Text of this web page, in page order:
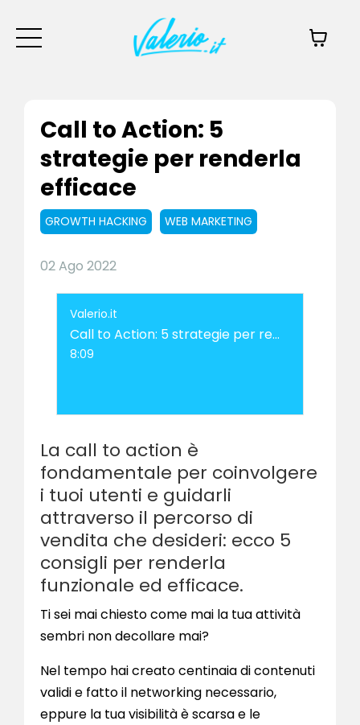
Call to Action: 5
strategie per renderla
efficace
GROWTH HACKING WEB MARKETING
02 Ago 2022
Valerio.it
Call to Action: 5 strategie per renderla efficace
8:09
La call to action è
fondamentale per coinvolgere
i tuoi utenti e guidarli
attraverso il percorso di
vendita che desideri: ecco 5
consigli per renderla
funzionale ed efficace.
Ti sei mai chiesto come mai la tua attività
sembri non decollare mai?
Nel tempo hai creato centinaia di contenuti
validi e fatto il networking necessario,
eppure la tua visibilità è scarsa e le